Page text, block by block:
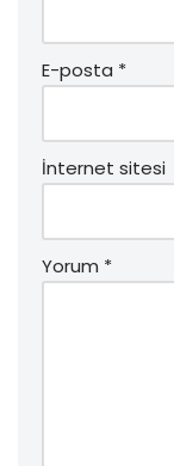
E-posta *
İnternet sitesi
Yorum *